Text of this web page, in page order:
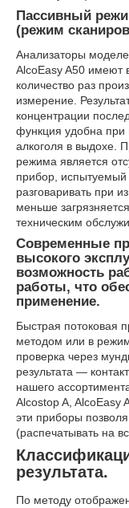
Пассивный
(режим
Анализаторы
AlcoEasy A50 имеют
количество раз
измерение.
концентрации
функция удобна при
алкоголя в выдохе.
режима является
прибор, испытуемый
разговаривать при
меньше
техническим
Современные
высокого
возможность
работы, что
применение.
Быстрая потоковая
методом или в
проверка через
результата ―
нашего
Alcostop A, AlcoEasy
эти приборы
(распечатывать на
результата.
По методу